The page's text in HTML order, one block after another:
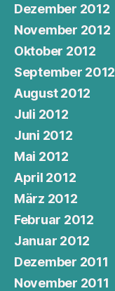
Dezember 2012
November 2012
Oktober 2012
September 2012
August 2012
Juli 2012
Juni 2012
Mai 2012
April 2012
März 2012
Februar 2012
Januar 2012
Dezember 2011
November 2011